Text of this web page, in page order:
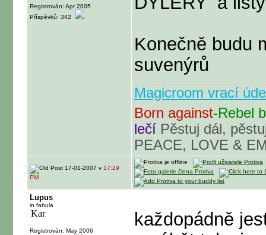
Registrován: Apr 2005
Příspěvků: 342
Konečně budu
suvenýrů
Magicroom vrací
Born against-Rebel
lečí Pěstuj dál,
PEACE, LOVE &
17-01-2007 v 17:29
PM
Lupus
in fabula
Registrován: May 2006
každopádně